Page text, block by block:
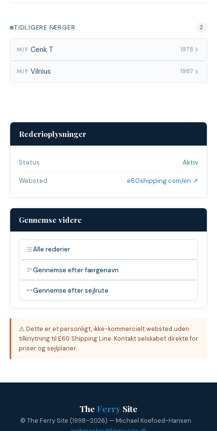
TIDLIGERE FÆRGER 2
M/F Cenk T 1978
M/F Vilnius 1987
Rederioplysninger
Status Aktiv
Websted e60shipping.com/en ↗
Gennemse videre
Alle rederier
Gennemse efter færgenavn
Gennemse efter sejlrute
⚠ Dette er et personligt, ikke-kommercielt websted uden
tilknytning til E60 Shipping Line. Kontakt selskabet direkte for
priser og sejlplaner.
The Ferry Site
© The Ferry Site (1998–2026) — Michael Koefoed-Hansen ·